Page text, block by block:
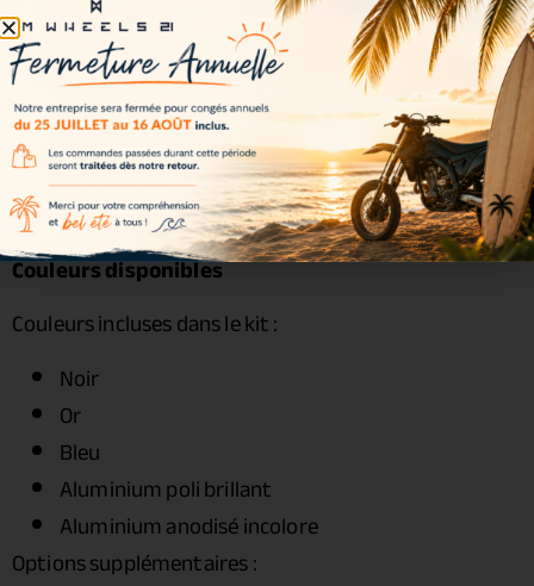
Moyeu : Haan Wheels
Rayons : acier zingué
Écrous : acier renforcé
Roulements : inclus
Joints spy : inclus
Entretoises : incluses
Visserie : incluse
Couleurs disponibles
Couleurs incluses dans le kit :
Noir
Or
Bleu
Aluminium poli brillant
Aluminium anodisé incolore
Options supplémentaires :